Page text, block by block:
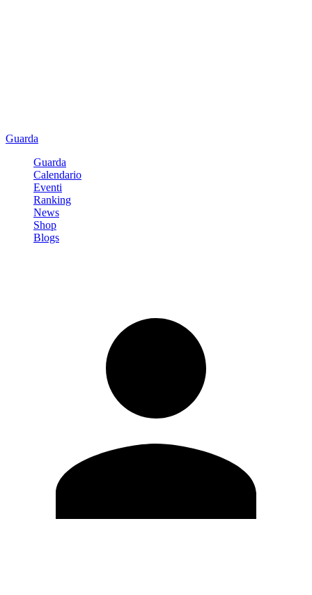
Guarda
Guarda
Calendario
Eventi
Ranking
News
Shop
Blogs